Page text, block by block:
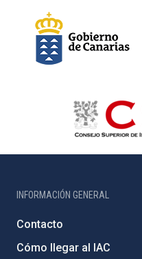
INFORMACIÓN GENERAL
Contacto
Cómo llegar al IAC